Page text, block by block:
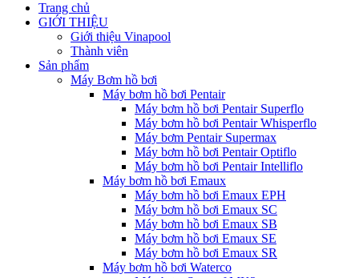
Trang chủ
GIỚI THIỆU
Giới thiệu Vinapool
Thành viên
Sản phẩm
Máy Bơm hồ bơi
Máy bơm hồ bơi Pentair
Máy bơm hồ bơi Pentair Superflo
Máy bơm hồ bơi Pentair Whisperflo
Máy bơm Pentair Supermax
Máy bơm hồ bơi Pentair Optiflo
Máy bơm hồ bơi Pentair Intelliflo
Máy bơm hồ bơi Emaux
Máy bơm hồ bơi Emaux EPH
Máy bơm hồ bơi Emaux SC
Máy bơm hồ bơi Emaux SB
Máy bơm hồ bơi Emaux SE
Máy bơm hồ bơi Emaux SR
Máy bơm hồ bơi Waterco